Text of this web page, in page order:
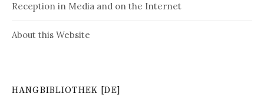
Reception in Media and on the Internet
About this Website
HANGBIBLIOTHEK [DE]